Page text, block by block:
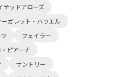
テッドアローズ
ーガレット・ハウエル
フェイラー
ピアーナ
サントリー